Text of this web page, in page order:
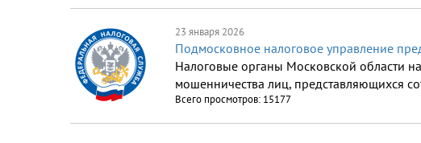
23 января 2026
Подмосковное налоговое управление
Налоговые органы Московской области
мошенничества лиц, представляющихся
Всего просмотров: 15177